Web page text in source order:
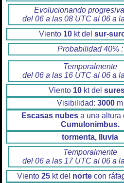
Evolucionando
del 06 a las 08 UTC al 06 a
Viento 10kt del sur-
Probabilidad 40% :
Temporalmente
del 06 a las 16 UTC al 06 a
Viento 10kt del
Visibilidad: 3000 m
Escasas nubesa una altura
Cumulonimbus.
tormenta, lluvia
Temporalmente
del 06 a las 17 UTC al 06 a
Viento 25kt del nortecon